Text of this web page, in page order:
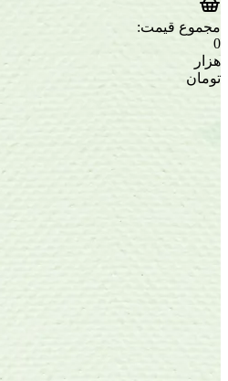
مجموع قیمت:
0
هزار
تومان